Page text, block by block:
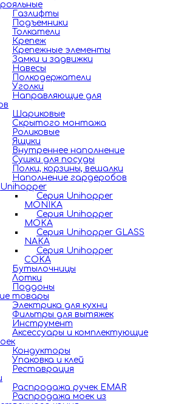
рояльные
Газлифты
Подъемники
Толкатели
Крепеж
Крепежные элементы
Замки и задвижки
Навесы
Полкодержатели
Уголки
Направляющие для
Шариковые
Скрытого монтажа
Роликовые
Ящики
Внутреннее наполнение
Сушки для посуды
Полки, корзины, вешалки
Наполнение гардеробов
Unihopper
Серия Unihopper
MONIKA
Серия Unihopper
MOKA
Серия Unihopper GLASS
NAKA
Серия Unihopper
COKA
Бутылочницы
Лотки
Поддоны
товары
Электрика для кухни
Фильтры для вытяжек
Инструмент
Аксессуары и комплектующие
Кондукторы
Упаковка и клей
Реставрация
Распродажа ручек EMAR
Распродажа моек из